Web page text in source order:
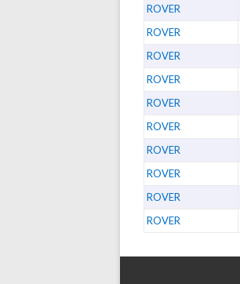
ROVER
ROVER
ROVER
ROVER
ROVER
ROVER
ROVER
ROVER
ROVER
ROVER